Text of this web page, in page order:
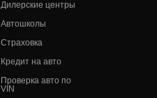
Дилерские центры
Автошколы
Страховка
Кредит на авто
Проверка авто по
VIN